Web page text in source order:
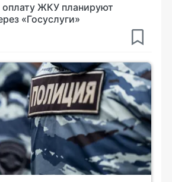
оплату ЖКУ планируют
«Госуслуги»